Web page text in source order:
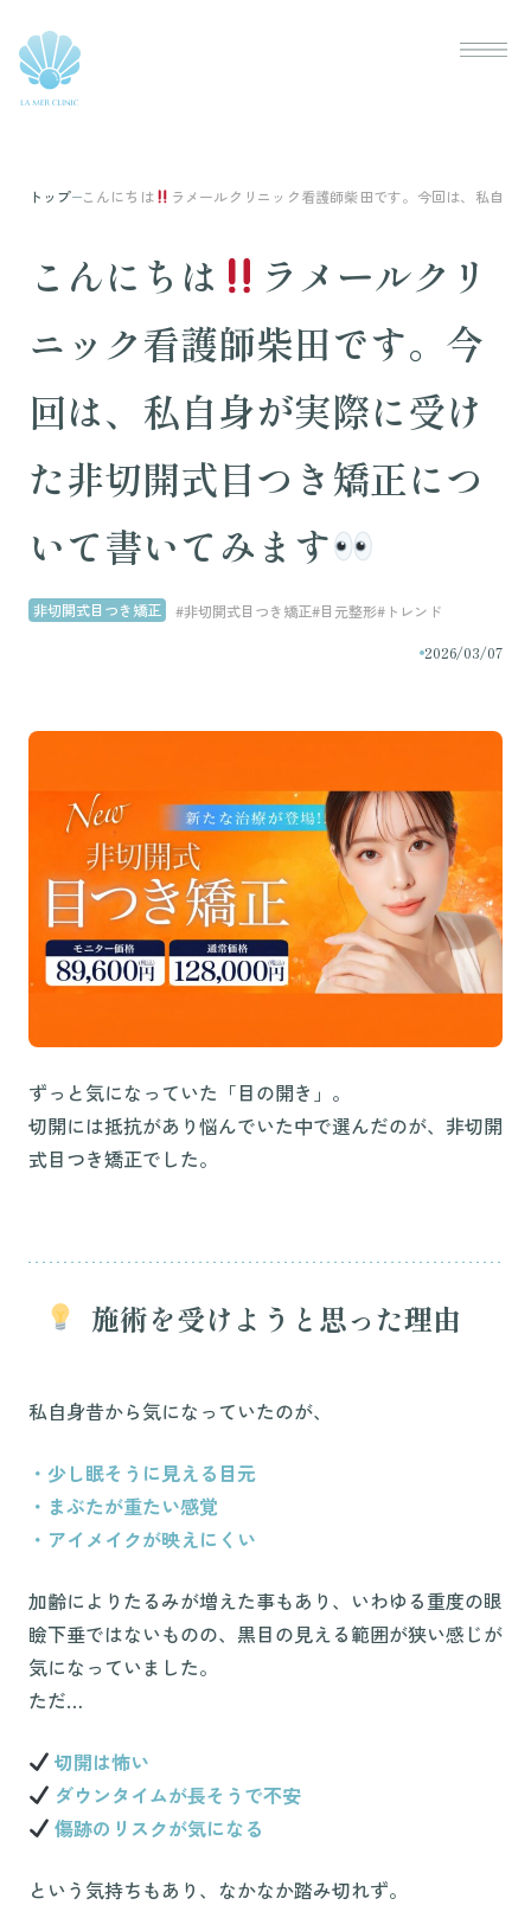
トップ こんにちは ラメールクリニック看護師柴田です。今回は、私自
こんにちは
ラメールクリ
ニック看護師柴田です。今
回は、私自身が実際に受け
た非切開式目つき矯正につ
いて書いてみます
非切開式目つき矯正 #非切開式目つき矯正#目元整形#トレンド
2026/03/07
ずっと気になっていた「目の開き」。
切開には抵抗があり悩んでいた中で選んだのが、非切開
式目つき矯正でした。
施術を受けようと思った理由
私自身昔から気になっていたのが、
・少し眠そうに見える目元
・まぶたが重たい感覚
・アイメイクが映えにくい
加齢によりたるみが増えた事もあり、いわゆる重度の眼
瞼下垂ではないものの、黒目の見える範囲が狭い感じが
気になっていました。
ただ…
切開は怖い
ダウンタイムが長そうで不安
傷跡のリスクが気になる
という気持ちもあり、なかなか踏み切れず。